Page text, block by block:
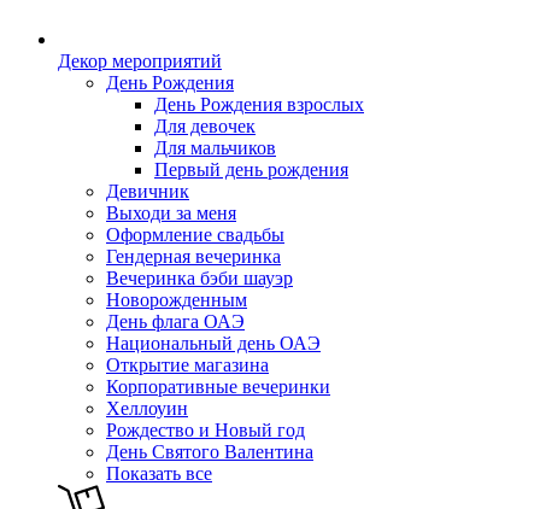
Декор мероприятий
День Рождения
День Рождения взрослых
Для девочек
Для мальчиков
Первый день рождения
Девичник
Выходи за меня
Оформление свадьбы
Гендерная вечеринка
Вечеринка бэби шауэр
Новорожденным
День флага ОАЭ
Национальный день ОАЭ
Открытие магазина
Корпоративные вечеринки
Хеллоуин
Рождество и Новый год
День Святого Валентина
Показать все